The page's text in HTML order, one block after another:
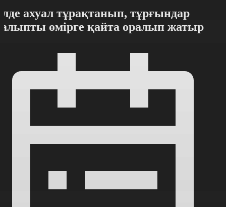
ахуал тұрақтанып, тұрғындар
өмірге қайта оралып жатыр